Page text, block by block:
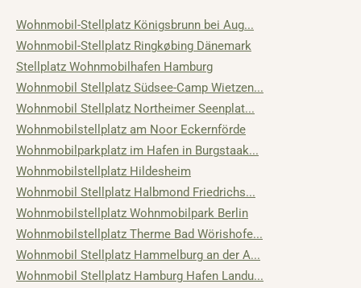
Wohnmobil-Stellplatz Königsbrunn bei Aug...
Wohnmobil-Stellplatz Ringkøbing Dänemark
Stellplatz Wohnmobilhafen Hamburg
Wohnmobil Stellplatz Südsee-Camp Wietzen...
Wohnmobil Stellplatz Northeimer Seenplat...
Wohnmobilstellplatz am Noor Eckernförde
Wohnmobilparkplatz im Hafen in Burgstaak...
Wohnmobilstellplatz Hildesheim
Wohnmobil Stellplatz Halbmond Friedrichs...
Wohnmobilstellplatz Wohnmobilpark Berlin
Wohnmobilstellplatz Therme Bad Wörishofe...
Wohnmobil Stellplatz Hammelburg an der A...
Wohnmobil Stellplatz Hamburg Hafen Landu...